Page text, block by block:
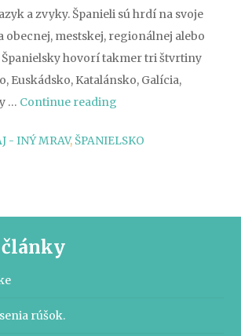
a zvyky. Španieli sú hrdí na svoje
obecnej, mestskej, regionálnej alebo
hovorí takmer tri štvrtiny
Euskádsko, Katalánsko, Galícia,
… Continue reading
spoločenská
- INÝ MRAV, ŠPANIELSKO
články
rúšok.